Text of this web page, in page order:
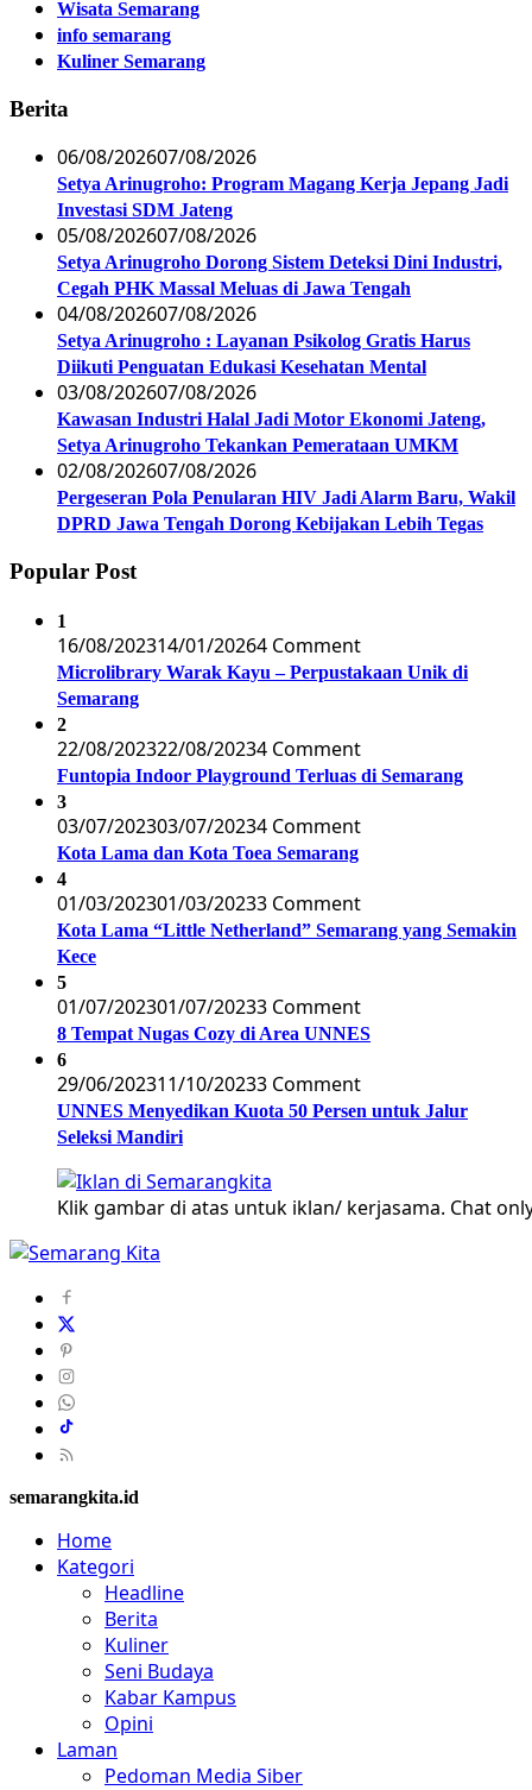
Wisata Semarang
info semarang
Kuliner Semarang
Berita
06/08/202607/08/2026
Setya Arinugroho: Program Magang Kerja Jepang Jadi
Investasi SDM Jateng
05/08/202607/08/2026
Setya Arinugroho Dorong Sistem Deteksi Dini Industri,
Cegah PHK Massal Meluas di Jawa Tengah
04/08/202607/08/2026
Setya Arinugroho : Layanan Psikolog Gratis Harus
Diikuti Penguatan Edukasi Kesehatan Mental
03/08/202607/08/2026
Kawasan Industri Halal Jadi Motor Ekonomi Jateng,
Setya Arinugroho Tekankan Pemerataan UMKM
02/08/202607/08/2026
Pergeseran Pola Penularan HIV Jadi Alarm Baru, Wakil
DPRD Jawa Tengah Dorong Kebijakan Lebih Tegas
Popular Post
1
16/08/202314/01/20264 Comment
Microlibrary Warak Kayu – Perpustakaan Unik di
Semarang
2
22/08/202322/08/20234 Comment
Funtopia Indoor Playground Terluas di Semarang
3
03/07/202303/07/20234 Comment
Kota Lama dan Kota Toea Semarang
4
01/03/202301/03/20233 Comment
Kota Lama “Little Netherland” Semarang yang Semakin
Kece
5
01/07/202301/07/20233 Comment
8 Tempat Nugas Cozy di Area UNNES
6
29/06/202311/10/20233 Comment
UNNES Menyedikan Kuota 50 Persen untuk Jalur
Seleksi Mandiri
Klik gambar di atas untuk iklan/ kerjasama. Chat
semarangkita.id
Home
Kategori
Headline
Berita
Kuliner
Seni Budaya
Kabar Kampus
Opini
Laman
Pedoman Media Siber